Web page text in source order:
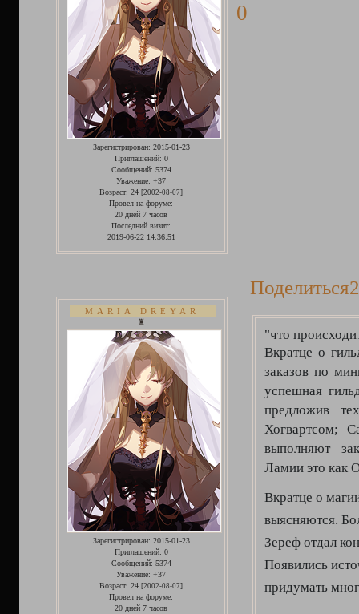
Зарегистрирован: 2015-01-23
Приглашений: 0
Сообщений: 5374
Уважение: +37
Возраст: 24[2002-08-07]
Провел на форуме:
20 дней 7 часов
Последний визит:
2019-06-22 14:36:51
0
Поделиться
MARIA DREYAR
♜
Зарегистрирован: 2015-01-23
Приглашений: 0
Сообщений: 5374
Уважение: +37
Возраст: 24 [2002-08-07]
Провел на форуме:
20 дней 7 часов
"что
Вкратце о
заказов по
успешная
предложив
Хогвартсом;
выполняют
Ламии это
Вкратце о
выясняются.
Зереф отдал
Появились
придумать